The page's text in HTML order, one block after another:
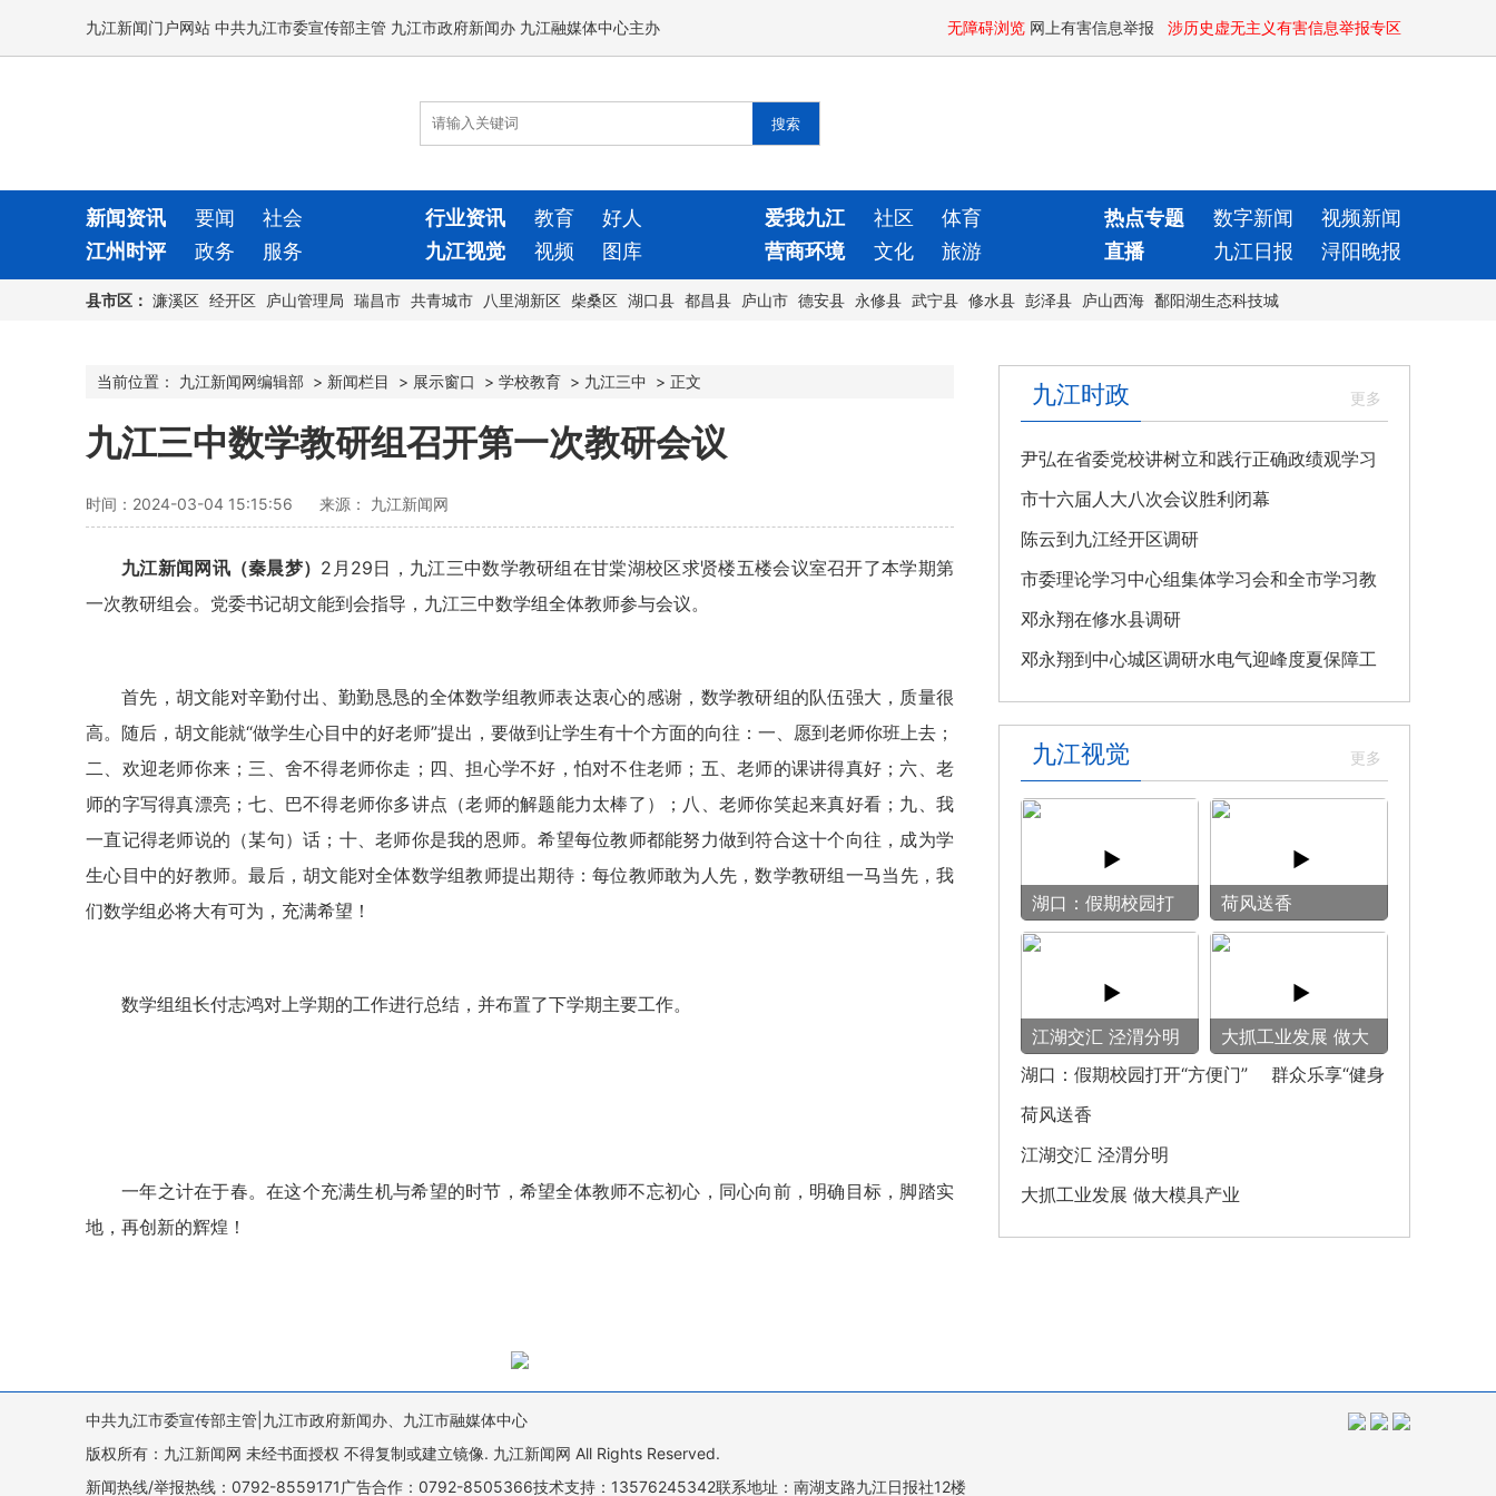
九江新闻门户网站 中共九江市委宣传部主管 九江市政府新闻办 九江融媒体中心主办 无障碍浏览 网上有害信息举报 涉历史虚无主义有害信息举报专区
新闻资讯 要闻 社会 行业资讯 教育 好人 爱我九江 社区 体育 热点专题 数字新闻
视频新闻
江州时评
政务 服务 九江视觉 视频 图库 营商环境 文化 旅游 直播 九江日报 浔阳晚报
县市区： 濂溪区 经开区 庐山管理局 瑞昌市 共青城市 八里湖新区 柴桑区 湖口县 都昌县 庐山市 德安县 永修县 武宁县 修水县 彭泽县 庐山西海 鄱阳湖生态科技城
当前位置： 九江新闻网编辑部 > 新闻栏目 > 展示窗口 > 学校教育 > 九江三中 > 正文
九江三中数学教研组召开第一次教研会议
时间：2024-03-04 15:15:56 来源： 九江新闻网
九江新闻网讯（秦晨梦） 2 月 29日 ， 九江三中数学教研组在甘棠湖校区求贤楼五楼会议室召开了本学期第
一次教研组会。党委书记胡文能到会指导，九江三中数学组全体教师参与会议。
首先， 胡文能对辛勤付出、勤勤恳恳的全体数学组教师表达衷心的感谢，数学教研组的队伍强大，质量很
高。随后， 胡文能就“做学生心目中的好老师”提出，要做到让学生有十个方面的向往：一、愿到老师你班上去；
二、欢迎老师你来；三、舍不得老师你走；四、担心学不好，怕对不住老师；五、老师的课讲得真好；六、老
师的字写得真漂亮；七、巴不得老师你多讲点（老师的解题能力太棒了）；八、老师你笑起来真好看；九、我
一直记得老师说的（某句）话；十、老师你是我的恩师。希望每位教师都能努力做到符合这十个向往，成为学
生心目中的好教师。最后，胡文能对全体数学组教师提出期待：每位教师敢为人先，数学教研组一马当先，我
们数学组必将大有可为，充满希望！
数学组组长付志鸿对上学期的工作进行总结，并布置了下学期主要工作。
一年之计在于春。在这个充满生机与希望的时节，希望全体教师不忘初心，同心向前，明确目标，脚踏实
地，再创新的辉煌！
九江时政
尹弘在省委党校讲树立和践行正确政绩观学习
教育专题党课
市十六届人大八次会议胜利闭幕
陈云到九江经开区调研
市委理论学习中心组集体学习会和全市学习教
育整改整治工作汇报会召开
邓永翔在修水县调研
邓永翔到中心城区调研水电气迎峰度夏保障工
作
九江视觉
湖口：假期校园打
开“方便门” 群众
荷风送香
‌江湖交汇 泾渭分明‌
大抓工业发展 做大
模具产业
湖口：假期校园打开“方便门” 群众乐享“健身
圈”
荷风送香
‌江湖交汇 泾渭分明‌
大抓工业发展 做大模具产业
中共九江市委宣传部主管|九江市政府新闻办、九江市融媒体中心
版权所有：九江新闻网 未经书面授权 不得复制或建立镜像. 九江新闻网 All Rights Reserved.
新闻热线/举报热线：0792-8559171广告合作：0792-8505366技术支持：13576245342联系地址：南湖支路九江日报社12楼